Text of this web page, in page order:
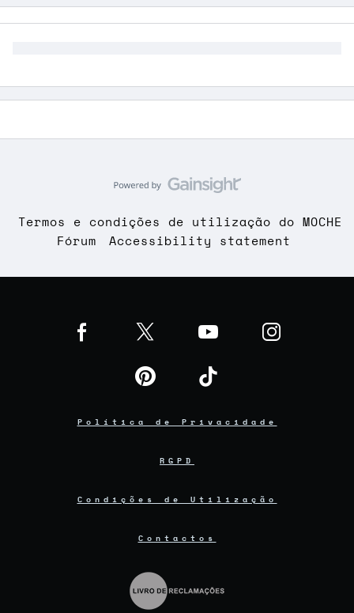
Termos e condições de utilização do MOCHE
Fórum
Accessibility statement
Política de Privacidade
RGPD
Condições de Utilização
Contactos